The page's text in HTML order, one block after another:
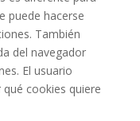
puede hacerse
También
del navegador
El usuario
cookies quiere